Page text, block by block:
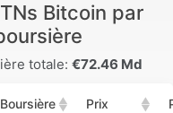
Bitcoin par
totale: €72.46 Md
Prix